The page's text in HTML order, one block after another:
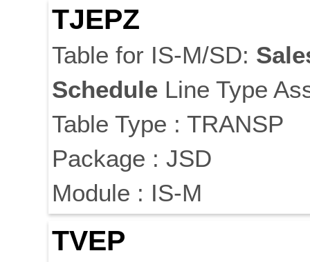
TJEPZ
Table for IS-M/SD:
Schedule Line Type
Table Type : TRANSP
Package : JSD
Module : IS-M
TVEP